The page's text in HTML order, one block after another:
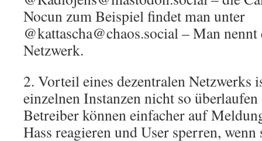
Nocun zum Beispiel findet man unter
@kattascha@chaos.social – Man nennt
Netzwerk.
2. Vorteil eines dezentralen Netzwerks
einzelnen Instanzen nicht so
Betreiber können einfacher auf
Hass reagieren und User sperren, wenn